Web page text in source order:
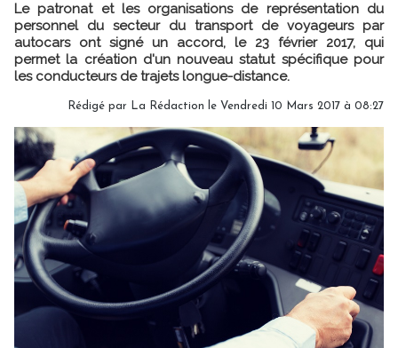
Le patronat et les organisations de représentation du
personnel du secteur du transport de voyageurs par
autocars ont signé un accord, le 23 février 2017, qui
permet la création d'un nouveau statut spécifique pour
les conducteurs de trajets longue-distance.
Rédigé par La Rédaction le Vendredi 10 Mars 2017 à 08:27